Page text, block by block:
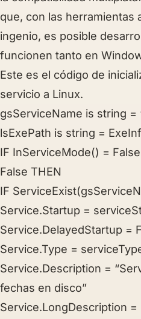
que, con las herramientas
ingenio, es posible
funcionen tanto en
Este es el código de
servicio a Linux.
gsServiceName is string =
lsExePath is string =
IF InServiceMode() = False
False THEN
IF
Service.Startup =
Service.DelayedStartup =
Service.Type =
Service.Description =
fechas en disco”
Service.LongDescription